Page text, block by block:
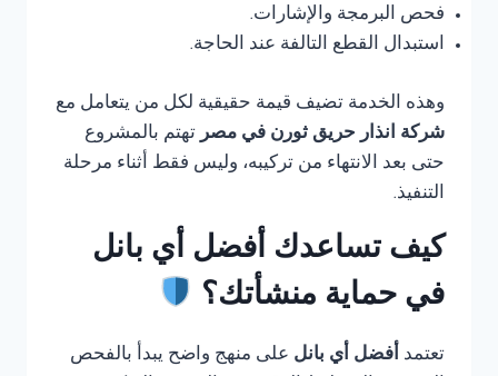
فحص البرمجة والإشارات.
استبدال القطع التالفة عند الحاجة.
وهذه الخدمة تضيف قيمة حقيقية لكل من يتعامل مع
شركة انذار حريق ثورن في مصر تهتم بالمشروع
حتى بعد الانتهاء من تركيبه، وليس فقط أثناء مرحلة
التنفيذ.
كيف تساعدك أفضل أي بانل
في حماية منشأتك؟
تعتمد أفضل أي بانل على منهج واضح يبدأ بالفحص